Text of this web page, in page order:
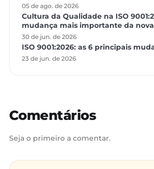
05 de ago. de 2026
Cultura da Qualidade na ISO
mudança mais importante da nova
30 de jun. de 2026
ISO 9001:2026: as 6 principais
23 de jun. de 2026
Comentários
Seja o primeiro a comentar.